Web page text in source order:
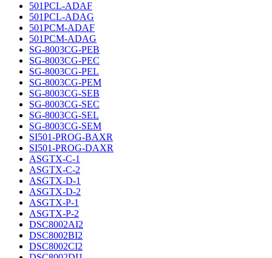
501PCL-ADAF
501PCL-ADAG
501PCM-ADAF
501PCM-ADAG
SG-8003CG-PEB
SG-8003CG-PEC
SG-8003CG-PEL
SG-8003CG-PEM
SG-8003CG-SEB
SG-8003CG-SEC
SG-8003CG-SEL
SG-8003CG-SEM
SI501-PROG-BAXR
SI501-PROG-DAXR
ASGTX-C-1
ASGTX-C-2
ASGTX-D-1
ASGTX-D-2
ASGTX-P-1
ASGTX-P-2
DSC8002AI2
DSC8002BI2
DSC8002CI2